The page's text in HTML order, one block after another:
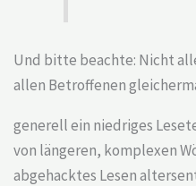
Und bitte beachte: Nicht
allen Betroffenen
generell ein niedriges
von längeren, komplexen
abgehacktes Lesen